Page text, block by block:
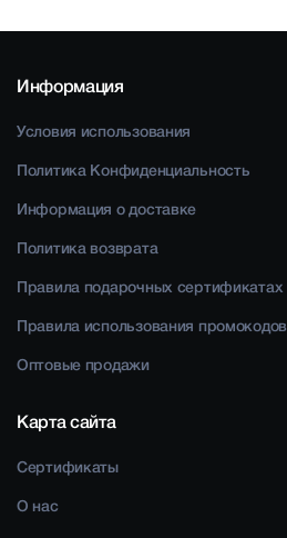
Информация
Условия использования
Политика Конфиденциальность
Информация о доставке
Политика возврата
Правила подарочных сертификатах
Правила использования промокодов
Оптовые продажи
Карта сайта
Сертификаты
О нас